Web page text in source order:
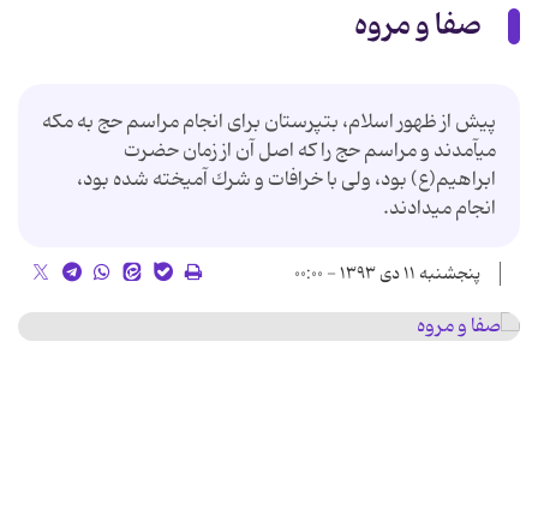
صفا و مروه
پیش از ظهور اسلام، بت‏پرستان براى انجام مراسم حج به مكه
مى‏آمدند و مراسم حج را كه اصل آن از زمان حضرت
ابراهیم(ع) بود، ولى با خرافات و شرك آمیخته شده بود،
انجام مى‏دادند.
پنجشنبه ۱۱ دی ۱۳۹۳ - ۰۰:۰۰